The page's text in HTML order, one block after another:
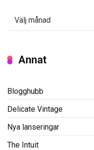
Annat
Blogghubb
Delicate Vintage
Nya lanseringar
The Intuit